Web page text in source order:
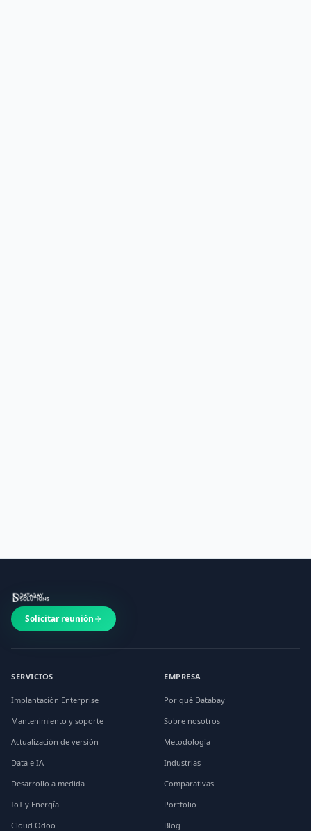
Solicitar reunión
SERVICIOS
Implantación Enterprise
Mantenimiento y soporte
Actualización de versión
Data e IA
Desarrollo a medida
IoT y Energía
Cloud Odoo
EMPRESA
Por qué Databay
Sobre nosotros
Metodología
Industrias
Comparativas
Portfolio
Blog